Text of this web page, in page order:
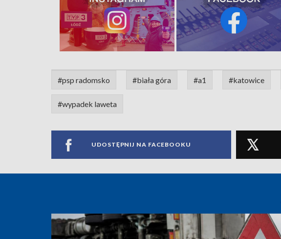
#psp radomsko #biała góra #a1 #katowice
#wypadek laweta
UDOSTĘPNIJ NA FACEBOOKU